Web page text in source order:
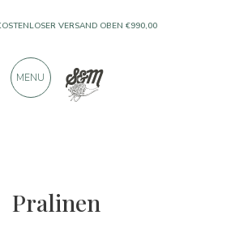
Pralinen
900 POSITIVE BEWERTUNGEN
MENU